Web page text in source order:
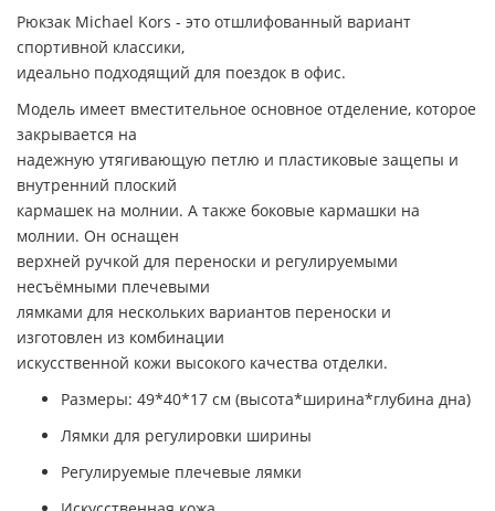
Рюкзак Michael Kors - это отшлифованный вариант
спортивной классики,
идеально подходящий для поездок в офис.
Модель имеет вместительное основное отделение, которое
закрывается на
надежную утягивающую петлю и пластиковые защепы и
внутренний плоский
кармашек на молнии. А также боковые кармашки на
молнии. Он оснащен
верхней ручкой для переноски и регулируемыми
несъёмными плечевыми
лямками для нескольких вариантов переноски и
изготовлен из комбинации
искусственной кожи высокого качества отделки.
Размеры: 49*40*17 см (высота*ширина*глубина дна)
Лямки для регулировки ширины
Регулируемые плечевые лямки